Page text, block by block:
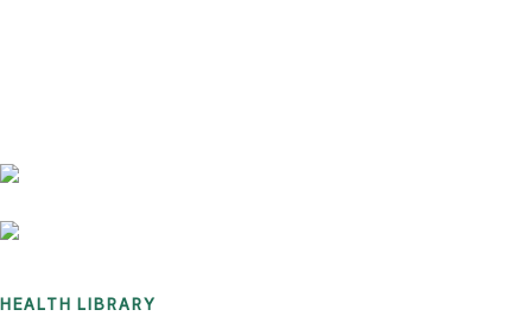
HEALTH LIBRARY